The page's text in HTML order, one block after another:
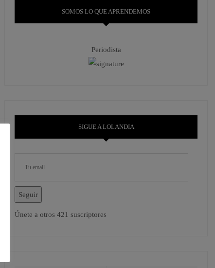
SOMOS LO QUE APRENDEMOS
Periodista
SIGUE A LOLANDIA
Seguir
Únete a otros 421 suscriptores